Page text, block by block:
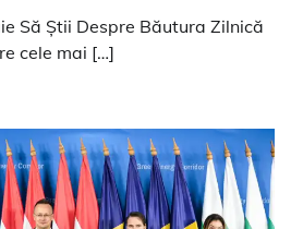
Să Știi Despre Băutura Zilnică
cele mai […]